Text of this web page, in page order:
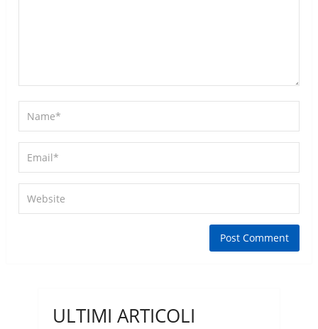
ULTIMI ARTICOLI